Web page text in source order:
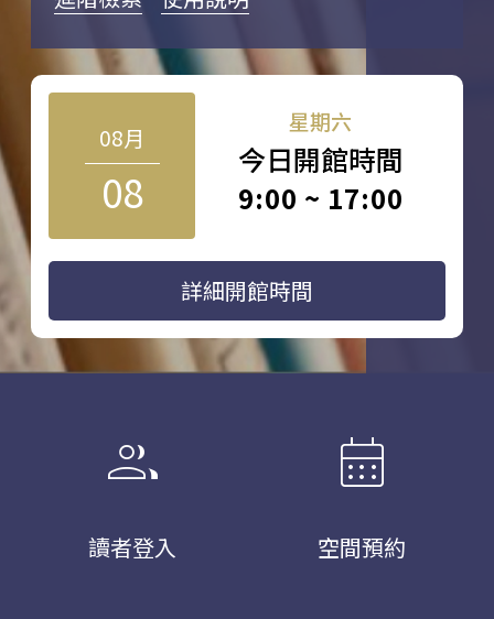
08月
08
星期六
今日開館時間
9:00 ~ 17:00
詳細開館時間
group
讀者登入
calendar_month
空間預約